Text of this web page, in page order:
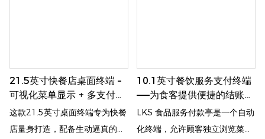
错误，并可全天候运行，且维护
需求极低。
馆和快餐店的餐桌周转率。
21.5英寸快餐店桌面终端 –
可视化菜单显示 + 多支付结
账
这款21.5英寸桌面终端专为快餐
店量身打造，配备生动逼真的菜
10.1英寸餐饮服务支付终端
——为食客提供便捷的结账体
验
LKS 食品服务付款亭是一个自动
化终端，允许顾客独立浏览菜